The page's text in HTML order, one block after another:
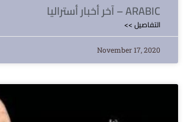
آخر أخبار أستراليا – ARABIC
<< التفاصيل
November 17, 2020